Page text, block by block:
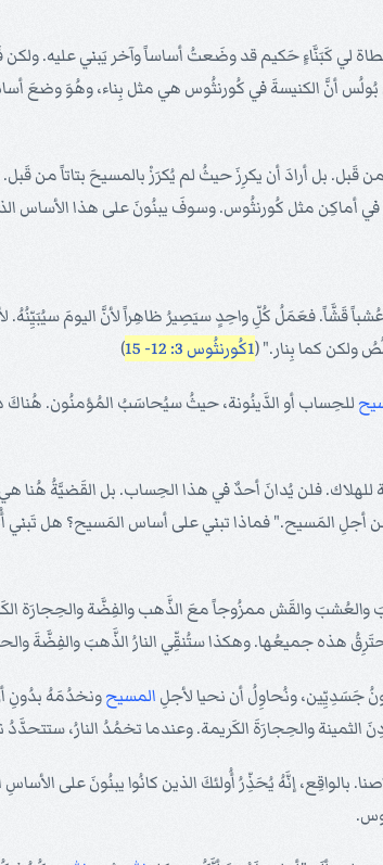
لي كَبَنَّاءٍ حَكيم قد وضَعتُ أساساً وآخر يَبني عليه.
أنَّ الكنيسةَ في كُورنثُوس هي مثل بِناء، وهُوَ وضعَ
قَبل. بل أرادَ أن يكرِزَ حيثُ لم يُكرَزْ بالمسيحَ بتاتاً من
أماكِن مثل كُورنثُوس. وسوفَ يبنُونَ على هذا الأساس
قَشَّاً. فعَمَلُ كُلِّ واحِدٍ سيَصِيرُ ظاهِراً لأنَّ اليومَ سيُبَيِّنُهُ.
ولكن كما بِنار." (1كُورنثُوس 3: 12- 15 )
للحِساب أو الدَّينُونة، حيثُ سيُحاسَبُ المُؤمنُون. هُناكَ
للهلاك. فلن يُدانَ أحدٌ في هذا الحِساب. بل القَضيَّةُ هُنا
المَسيح." فماذا تبني على أساس المَسيح؟ هل تَبني
والعُشبَ والقَش ممزُوجاً معَ الذَّهب والفِضَّة والحِجارَة
هذه جميعُها. وهكذا ستُنقِّي النارُ الذَّهبَ والفِضَّةَ
جَسَدِيِّين، ونُحاوِلُ أن نحيا لأجلِ المسيحونخدُمَهُ بدُونِ
والحِجارَةَ الكَريمة. وعندما تخمُدُ النارُ، ستتحدَّدُ
بالواقِع، إنَّهُ يُحَذِّرُ أُولئكَ الذين كانُوا يبنُونَ على